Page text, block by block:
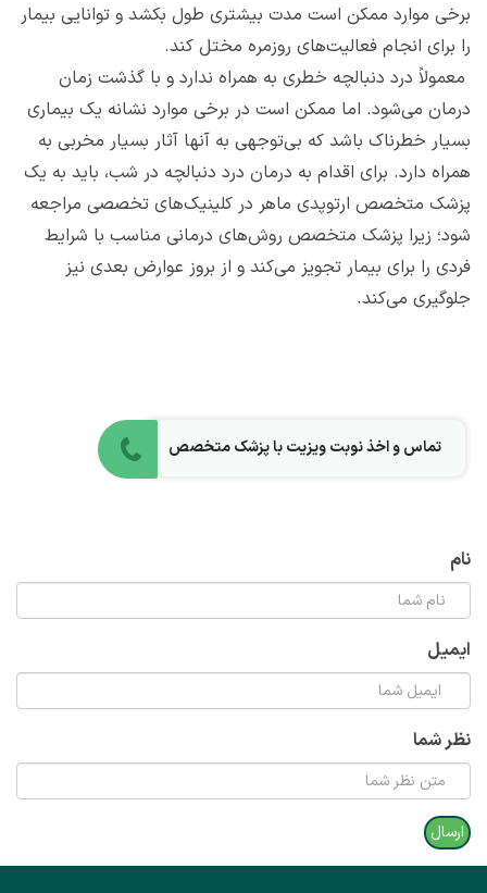
برخی موارد ممکن است مدت بیشتری طول بکشد و توانایی بیمار
را برای انجام فعالیت‌‌های روزمره مختل کند.
معمولاً درد دنبالچه خطری به همراه ندارد و با گذشت زمان
درمان می‌شود. اما ممکن است در برخی موارد نشانه یک بیماری
بسیار خطرناک باشد که بی‌توجهی به آنها آثار بسیار مخربی به
همراه دارد. برای اقدام به درمان درد دنبالچه در شب، باید به یک
پزشک متخصص ارتوپدی ماهر در کلینیک‌های تخصصی مراجعه
شود؛ زیرا پزشک متخصص روش‌‌های درمانی مناسب با شرایط
فردی را برای بیمار تجویز می‌کند و از بروز عوارض بعدی نیز
جلوگیری می‌کند.
تماس و اخذ نوبت ویزیت با پزشک متخصص
نام
ایمیل
نظر شما